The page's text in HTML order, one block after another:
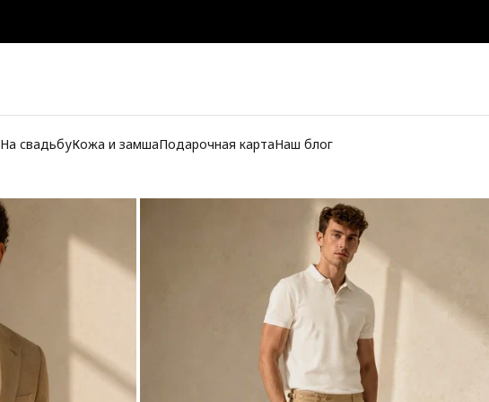
На свадьбуКожа и замшаПодарочная картаНаш блог